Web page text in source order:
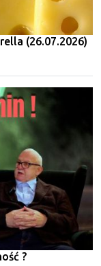
(26.07.2026)
?